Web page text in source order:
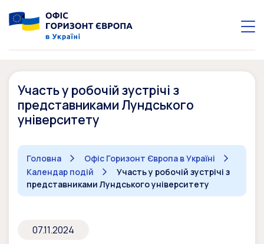
Участь у робочій зустрічі з
представниками Лундського
університету
Головна
Офіс Горизонт Європа в Україні
Календар подій
Участь у робочій зустрічі з
представниками Лундського університету
07.11.2024